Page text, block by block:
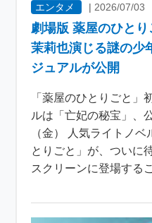
エンタメ | 2026/07/03
劇場版 薬屋のひと
茉莉也演じる謎の少
ジュアルが公開
「薬屋のひとりごと
ルは「亡妃の秘宝」、
（金） 人気ライトノ
とりごと」が、ついに
スクリーンに登場する